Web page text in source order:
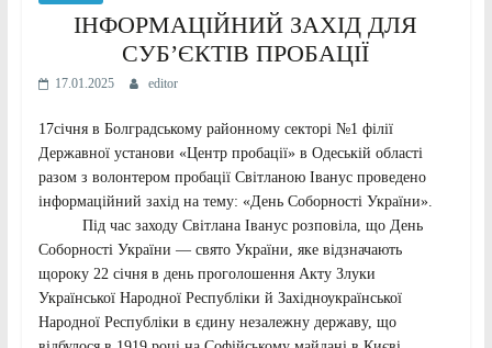
ІНФОРМАЦІЙНИЙ ЗАХІД ДЛЯ
СУБ’ЄКТІВ ПРОБАЦІЇ
17.01.2025 editor
17січня в Болградському районному секторі №1 філії
Державної установи «Центр пробації» в Одеській області
разом з волонтером пробації Світланою Іванус проведено
інформаційний захід на тему: «День Соборності України».
Під час заходу Світлана Іванус розповіла, що День
Соборності України — свято України, яке відзначають
щороку 22 січня в день проголошення Акту Злуки
Української Народної Республіки й Західноукраїнської
Народної Республіки в єдину незалежну державу, що